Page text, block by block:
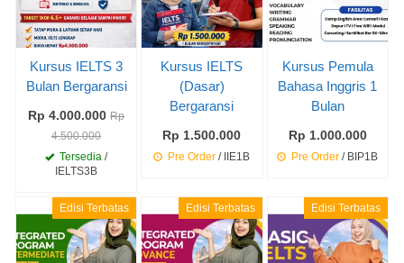
Kursus IELTS 3
Bulan Bergaransi
Rp 4.000.000 Rp
4.500.000
Tersedia /
IELTS3B
Kursus IELTS
(Dasar)
Bergaransi
Rp 1.500.000
Pre Order / IIE1B
Kursus Pemula
Bahasa Inggris 1
Bulan
Rp 1.000.000
Pre Order / BIP1B
Edisi Terbatas Edisi Terbatas Edisi Terbatas